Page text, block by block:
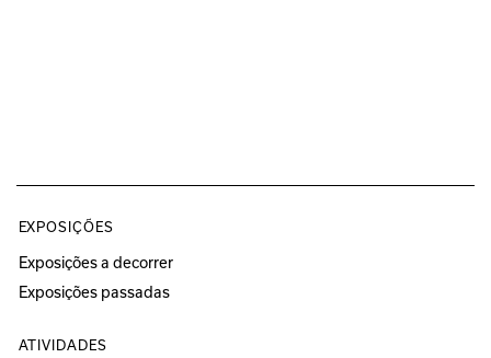
EXPOSIÇÕES
Exposições a decorrer
Exposições passadas
ATIVIDADES